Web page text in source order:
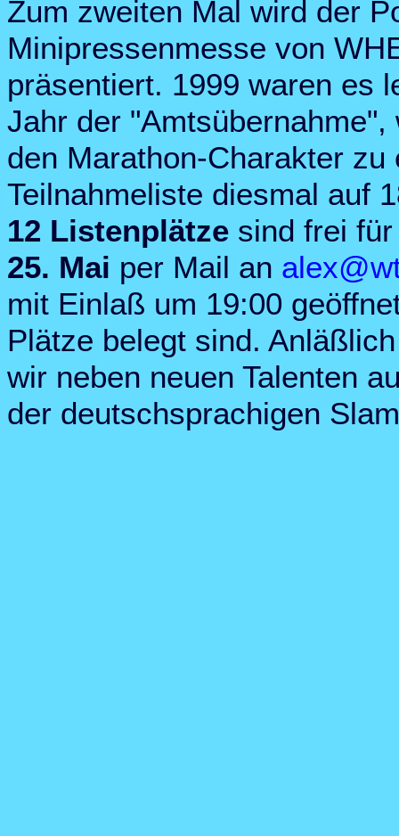
Zum zweiten Mal wird der
Minipressenmesse von
präsentiert. 1999 waren es
Jahr der
den Marathon-Charakter
Teilnahmeliste diesmal auf
12 Listenplätze sind frei
25. Mai per Mail an
mit Einlaß um 19:00
Plätze belegt sind.
wir neben neuen Talenten
der deutschsprachigen